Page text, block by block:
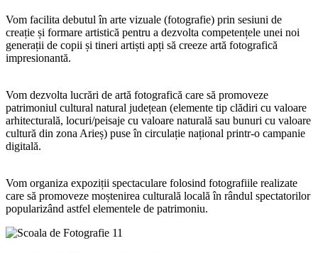
Vom facilita debutul în arte vizuale (fotografie) prin sesiuni de
creație și formare artistică pentru a dezvolta competențele unei noi
generații de copii și tineri artiști apți să creeze artă fotografică
impresionantă.
Vom dezvolta lucrări de artă fotografică care să promoveze
patrimoniul cultural natural județean (elemente tip clădiri cu valoare
arhitecturală, locuri/peisaje cu valoare naturală sau bunuri cu valoare
cultură din zona Arieș) puse în circulație național printr-o campanie
digitală.
Vom organiza expoziții spectaculare folosind fotografiile realizate
care să promoveze moștenirea culturală locală în rândul spectatorilor
popularizând astfel elementele de patrimoniu.